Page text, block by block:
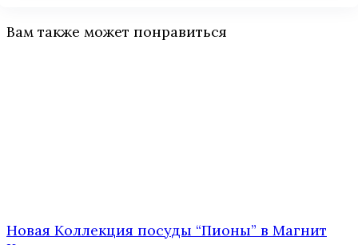
Вам также может понравиться
Новая Коллекция посуды “Пионы” в Магнит